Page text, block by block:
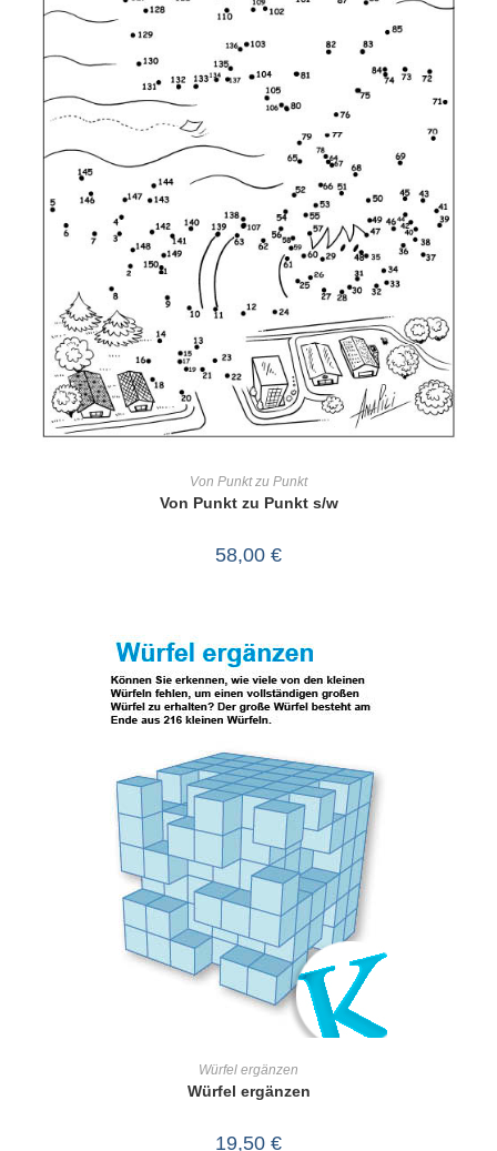
Von Punkt zu Punkt
Von Punkt zu Punkt s/w
58,00 €
Würfel ergänzen
Würfel ergänzen
19,50 €